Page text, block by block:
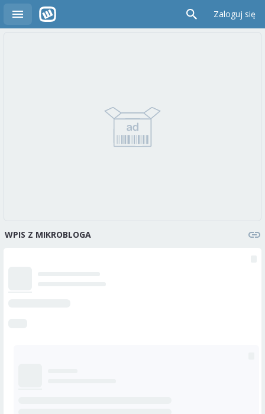
Zaloguj się
WPIS Z MIKROBLOGA